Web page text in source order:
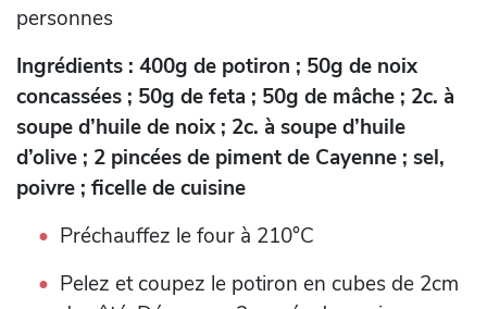
personnes
Ingrédients : 400g de potiron ; 50g de noix
concassées ; 50g de feta ; 50g de mâche ; 2c. à
soupe d’huile de noix ; 2c. à soupe d’huile
d’olive ; 2 pincées de piment de Cayenne ; sel,
poivre ; ficelle de cuisine
Préchauffez le four à 210°C
Pelez et coupez le potiron en cubes de 2cm